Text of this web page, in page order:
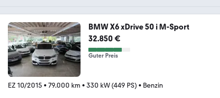
BMW X6 xDrive 50 i M-Sport
32.850 €
Guter Preis
EZ 10/2015 • 79.000 km • 330 kW (449 PS) • Benzin